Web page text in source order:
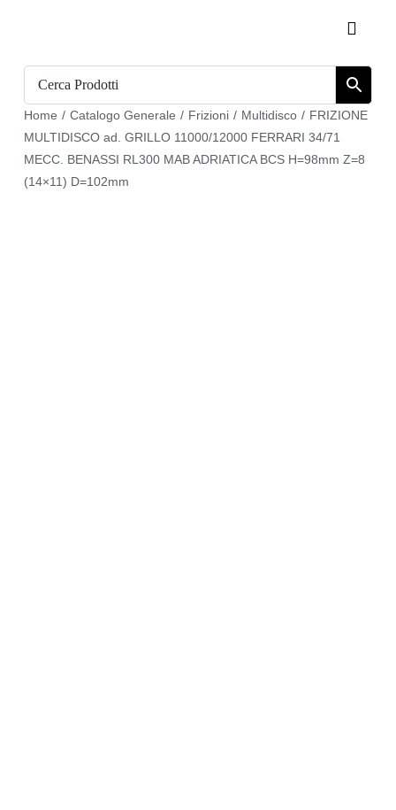
contenuto
Toggle
Catalogo
Home / Catalogo Generale / Frizioni / Multidisco / FRIZIONE
MULTIDISCO ad. GRILLO 11000/12000 FERRARI 34/71
MECC. BENASSI RL300 MAB ADRIATICA BCS H=98mm Z=8
(14×11) D=102mm